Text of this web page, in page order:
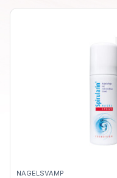
NAGELSVAMP